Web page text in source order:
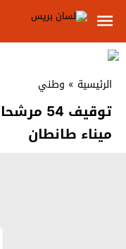
الرئيسية » وطني
توقيف
ميناء طانطان